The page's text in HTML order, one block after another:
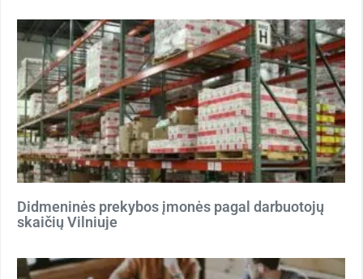
Didmeninės prekybos įmonės pagal darbuotojų
skaičių Vilniuje